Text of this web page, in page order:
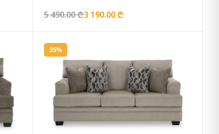
5 490.00 ₾3 190.00 ₾
35%